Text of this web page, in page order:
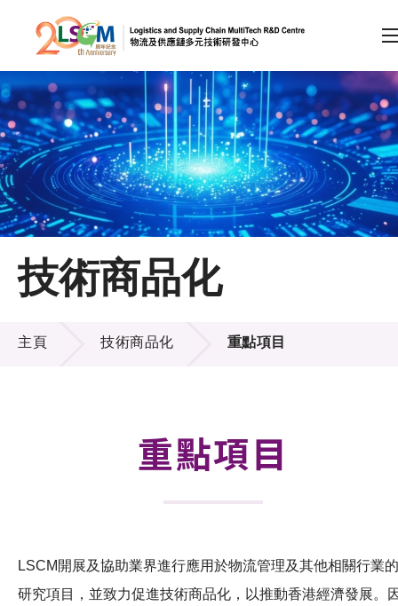
跳到內容（按回車鍵）
會員登入
A A EN 繁 简
主頁
關於LSCM
技術商品化
應用於公共服務之創新技術
項目及資助計劃
活動及消息
技術商品化
技術商品化
主頁 技術商品化 重點項目
重點項目
LSCM開展及協助業界進行應用於物流管理及其他相關行業的
研究項目，並致力促進技術商品化，以推動香港經濟發展。